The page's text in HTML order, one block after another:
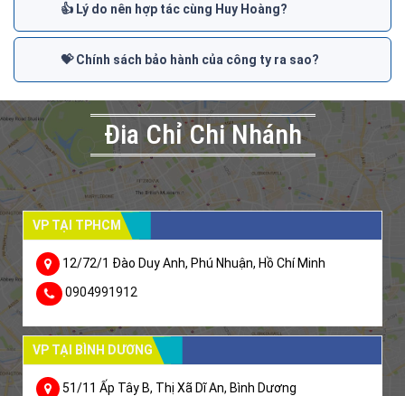
👍 Lý do nên hợp tác cùng Huy Hoàng?
💝 Chính sách bảo hành của công ty ra sao?
Đia Chỉ Chi Nhánh
VP TẠI TPHCM
12/72/1 Đào Duy Anh, Phú Nhuận, Hồ Chí Minh
0904991912
VP TẠI BÌNH DƯƠNG
51/11 Ấp Tây B, Thị Xã Dĩ An, Bình Dương